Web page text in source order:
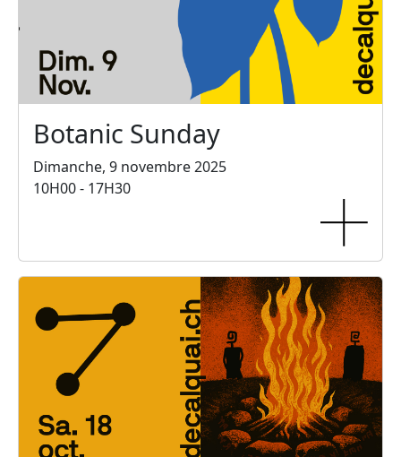
Botanic Sunday
Dimanche, 9 novembre 2025
10H00 - 17H30